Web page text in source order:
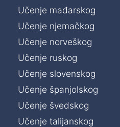
Učenje mađarskog
Učenje njemačkog
Učenje norveškog
Učenje ruskog
Učenje slovenskog
Učenje španjolskog
Učenje švedskog
Učenje talijanskog